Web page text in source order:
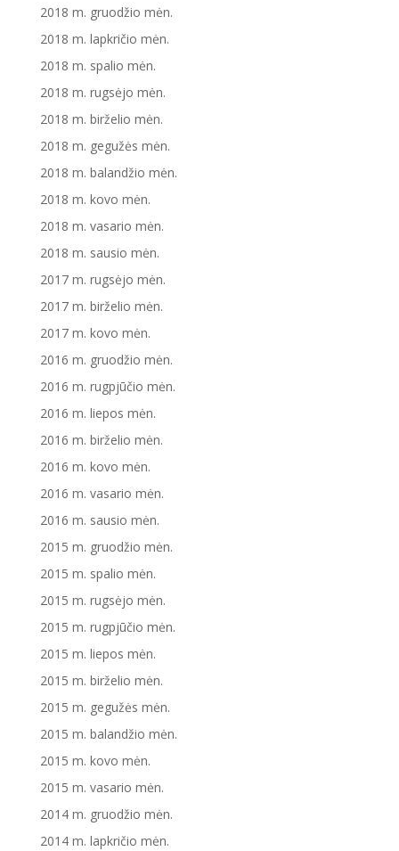
2018 m. gruodžio mėn.
2018 m. lapkričio mėn.
2018 m. spalio mėn.
2018 m. rugsėjo mėn.
2018 m. birželio mėn.
2018 m. gegužės mėn.
2018 m. balandžio mėn.
2018 m. kovo mėn.
2018 m. vasario mėn.
2018 m. sausio mėn.
2017 m. rugsėjo mėn.
2017 m. birželio mėn.
2017 m. kovo mėn.
2016 m. gruodžio mėn.
2016 m. rugpjūčio mėn.
2016 m. liepos mėn.
2016 m. birželio mėn.
2016 m. kovo mėn.
2016 m. vasario mėn.
2016 m. sausio mėn.
2015 m. gruodžio mėn.
2015 m. spalio mėn.
2015 m. rugsėjo mėn.
2015 m. rugpjūčio mėn.
2015 m. liepos mėn.
2015 m. birželio mėn.
2015 m. gegužės mėn.
2015 m. balandžio mėn.
2015 m. kovo mėn.
2015 m. vasario mėn.
2014 m. gruodžio mėn.
2014 m. lapkričio mėn.